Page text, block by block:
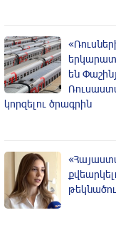
են
կորզելու ծրագրին